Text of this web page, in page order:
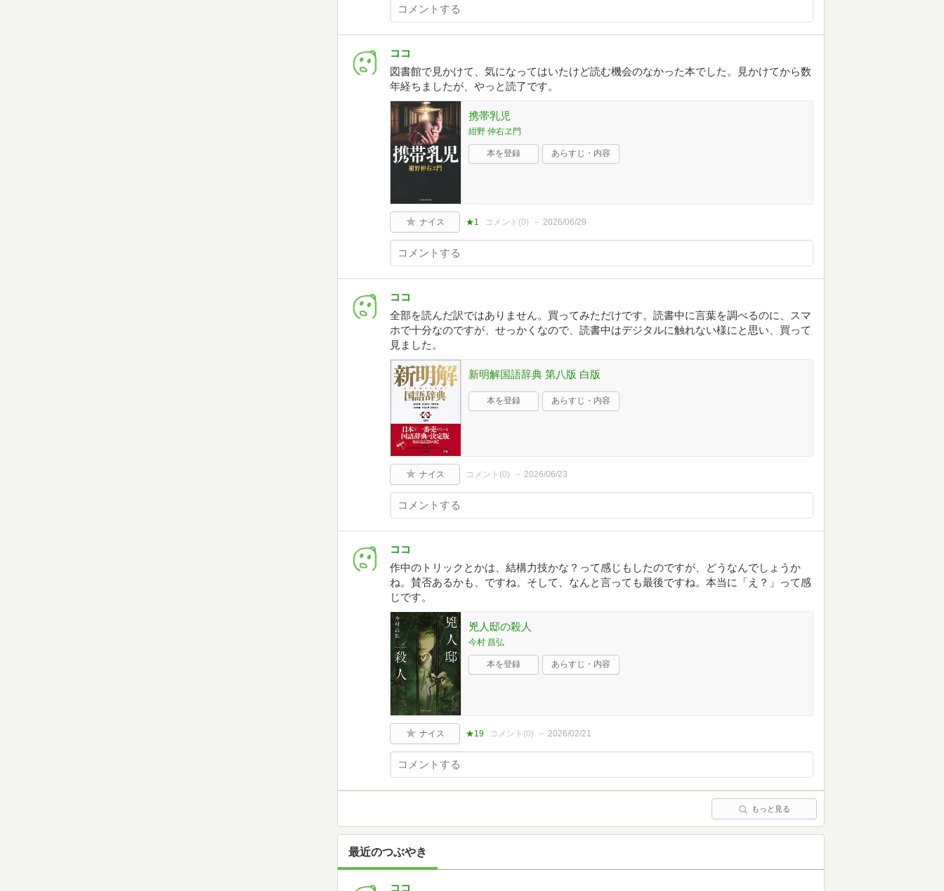
ココ
図書館で見かけて、気になってはいたけど読む機会のなかった本でした。見かけてから数
年経ちましたが、やっと読了です。
携帯乳児
紺野 仲右ヱ門
本を登録 あらすじ・内容
ナイス ★1 コメント(0) 2026/06/29
ココ
全部を読んだ訳ではありません。買ってみただけです。読書中に言葉を調べるのに、スマ
ホで十分なのですが、せっかくなので、読書中はデジタルに触れない様にと思い、買って
見ました。
新明解国語辞典 第八版 白版
本を登録 あらすじ・内容
ナイス コメント(0) 2026/06/23
ココ
作中のトリックとかは、結構力技かな？って感じもしたのですが、どうなんでしょうか
ね。賛否あるかも、ですね。そして、なんと言っても最後ですね。本当に「え？」って感
じです。
兇人邸の殺人
今村 昌弘
本を登録 あらすじ・内容
ナイス ★19 コメント(0) 2026/02/21
もっと見る
最近のつぶやき
ココ